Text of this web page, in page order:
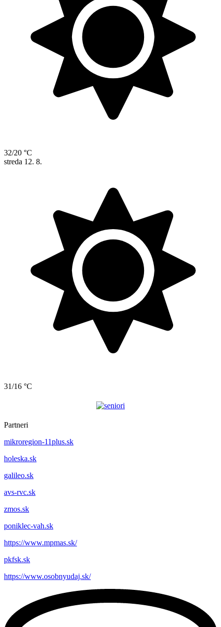
32/20 °C
streda 12. 8.
31/16 °C
Partneri
mikroregion-11plus.sk
holeska.sk
galileo.sk
avs-rvc.sk
zmos.sk
poniklec-vah.sk
https://www.mpmas.sk/
pkfsk.sk
https://www.osobnyudaj.sk/